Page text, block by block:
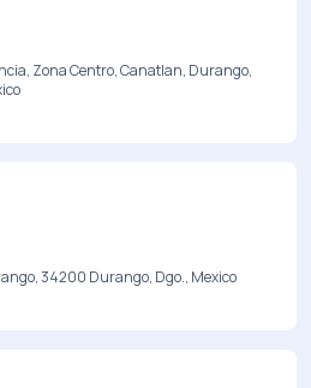
Zona Centro, Canatlan, Durango,
34200 Durango, Dgo., Mexico